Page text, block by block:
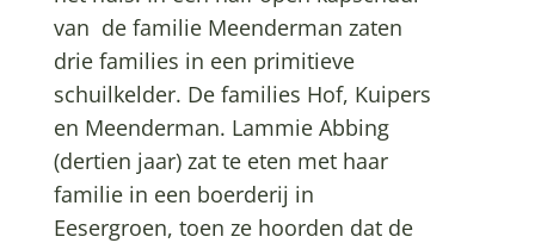
van de familie Meenderman zaten
drie families in een primitieve
schuilkelder. De families Hof, Kuipers
en Meenderman. Lammie Abbing
(dertien jaar) zat te eten met haar
familie in een boerderij in
Eesergroen, toen ze hoorden dat de